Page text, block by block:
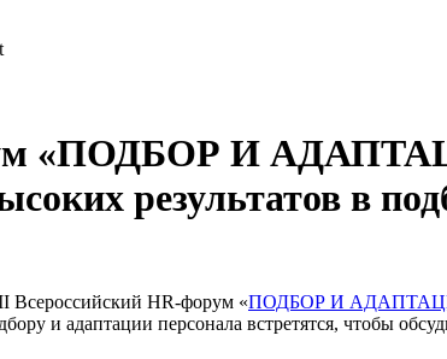
«ПОДБОР И
результатов в
Всероссийский HR-форум «ПОДБОР И
и адаптации персонала встретятся, чтобы